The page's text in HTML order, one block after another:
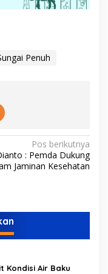
Penuh
Pos berikutnya
: Pemda Dukung
Jaminan Kesehatan
Kondisi Air Baku